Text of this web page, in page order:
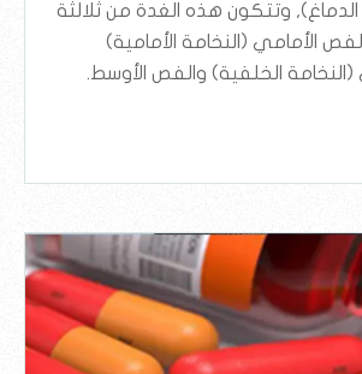
وتتكون هذه الغدة من ثلالثة
الأمامي (النخامة الأمامية)
الخلفية) والفص الأوسط.